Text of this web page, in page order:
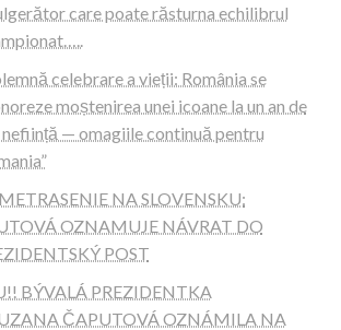
care poate răsturna echilibrul
celebrare a vieții: România se
moștenirea unei icoane la un an de
neființă — omagiile continuă pentru
NA SLOVENSKU:
OZNAMUJE NÁVRAT DO
POST
BÝVALÁ PREZIDENTKA
ČAPUTOVÁ OZNÁMILA NA